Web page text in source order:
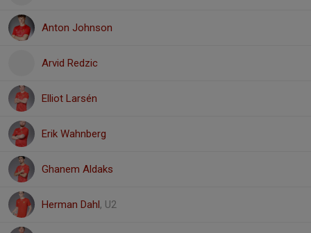
Anton Johnson
Arvid Redzic
Elliot Larsén
Erik Wahnberg
Ghanem Aldaks
Herman Dahl, U2